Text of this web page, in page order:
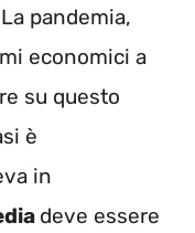
pandemia,
economici a
su questo
è
in
deve essere